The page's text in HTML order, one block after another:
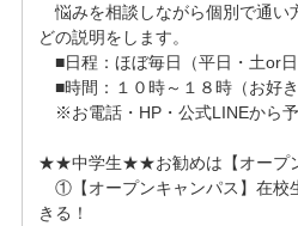
悩みを相談しながら個別で通い
どの説明をします。
■日程：ほぼ毎日（平日・土or日
■時間：１０時～１８時（お好き
※お電話・HP・公式LINEから
★★中学生★★お勧めは【オープ
①【オープンキャンパス】在校
きる！